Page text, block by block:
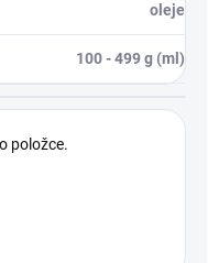
oleje
100 - 499 g (ml)
položce.